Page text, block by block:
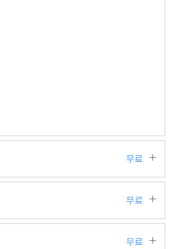
무료
무료
무료